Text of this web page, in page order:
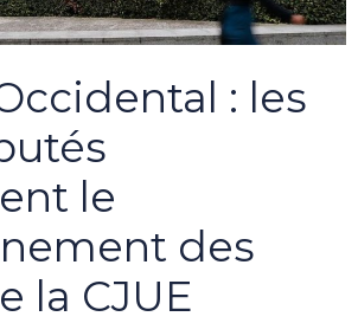
: les
le
des
la CJUE